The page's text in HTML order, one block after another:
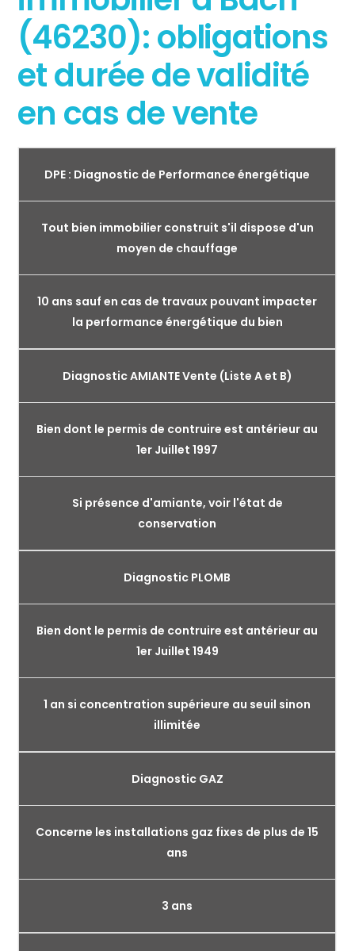
(46230): obligations
et durée de validité
en cas de vente
DPE : Diagnostic de Performance énergétique
Tout bien immobilier construit s'il dispose d'un
moyen de chauffage
10 ans sauf en cas de travaux pouvant impacter
la performance énergétique du bien
Diagnostic AMIANTE Vente (Liste A et B)
Bien dont le permis de contruire est antérieur au
1er Juillet 1997
Si présence d'amiante, voir l'état de
conservation
Diagnostic PLOMB
Bien dont le permis de contruire est antérieur au
1er Juillet 1949
1 an si concentration supérieure au seuil sinon
illimitée
Diagnostic GAZ
Concerne les installations gaz fixes de plus de 15
ans
3 ans